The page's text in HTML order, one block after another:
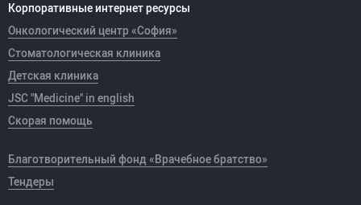
Корпоративные интернет ресурсы
Онкологический центр «София»
Стоматологическая клиника
Детская клиника
JSC "Medicine" in english
Скорая помощь
Благотворительный фонд «Врачебное братство»
Тендеры